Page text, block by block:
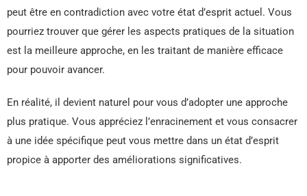
peut être en contradiction avec votre état d’esprit actuel. Vous
pourriez trouver que gérer les aspects pratiques de la situation
est la meilleure approche, en les traitant de manière efficace
pour pouvoir avancer.
En réalité, il devient naturel pour vous d’adopter une approche
plus pratique. Vous appréciez l’enracinement et vous consacrer
à une idée spécifique peut vous mettre dans un état d’esprit
propice à apporter des améliorations significatives.